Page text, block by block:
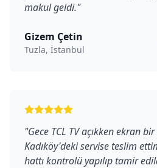
makul geldi."
Gizem Çetin
Tuzla, İstanbul
"Gece TCL TV açıkken ekran
Kadıköy'deki servise teslim
hattı kontrolü yapılıp tamir